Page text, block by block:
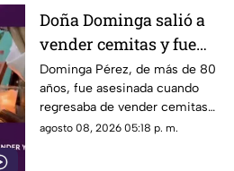
Doña Dominga salió a
vender cemitas y fue
asesinada al regresar a
casa; así fue la agresión
(VIDEO)
Dominga Pérez, de más de 80
años, fue asesinada cuando
regresaba de vender cemitas
en Chachapa. La Fiscalía de
agosto 08, 2026 05:18 p. m.